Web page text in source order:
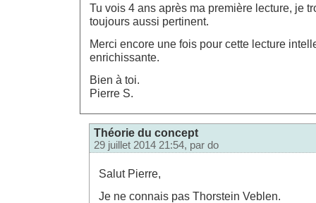
Tu vois 4 ans après ma première lecture, je
toujours aussi pertinent.
Merci encore une fois pour cette lecture
enrichissante.
Bien à toi.
Pierre S.
Théorie du concept
29 juillet 2014 21:54, par do
Salut Pierre,
Je ne connais pas Thorstein Veblen.